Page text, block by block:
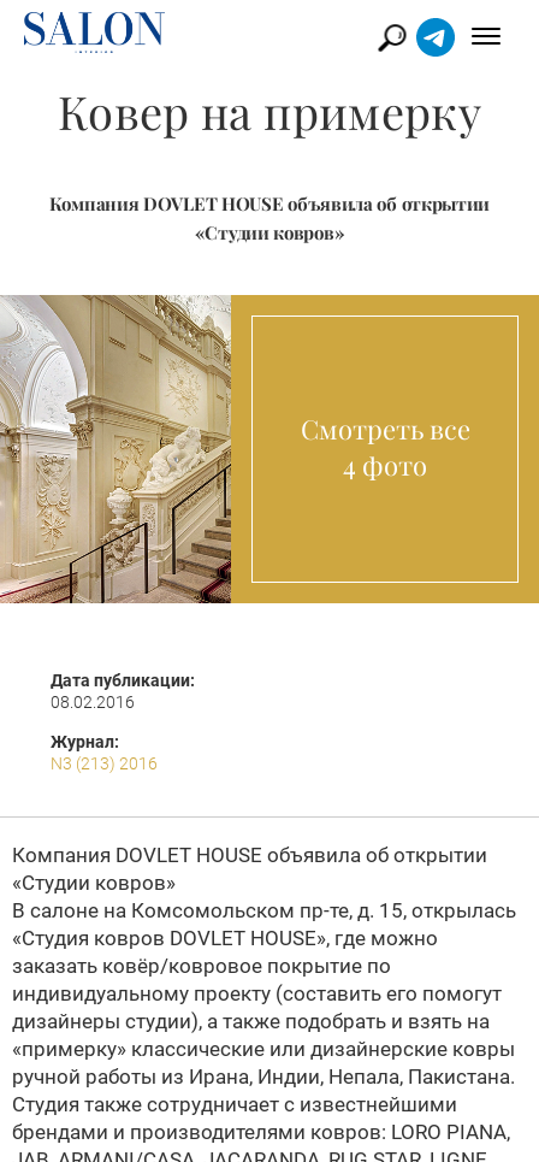
Ковер на примерку
Компания DOVLET HOUSE объявила об открытии
«Студии ковров»
Смотреть все
4 фото
Дата публикации:
08.02.2016
Журнал:
N3 (213) 2016
Компания DOVLET HOUSE объявила об открытии
«Студии ковров»
В салоне на Комсомольском пр-те, д. 15, открылась
«Студия ковров DOVLET HOUSE», где можно
заказать ковёр/ковровое покрытие по
индивидуальному проекту (составить его помогут
дизайнеры cтудии), а также подобрать и взять на
«примерку» классические или дизайнерские ковры
ручной работы из Ирана, Индии, Непала, Пакистана.
Студия также сотрудничает с известнейшими
брендами и производителями ковров: LORO PIANA,